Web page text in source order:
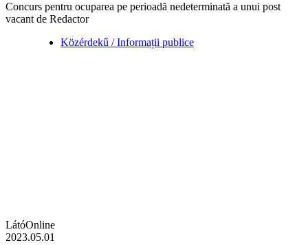
Concurs pentru ocuparea pe perioadă nedeterminată a unui post
vacant de Redactor
Közérdekű / Informații publice
LátóOnline
2023.05.01